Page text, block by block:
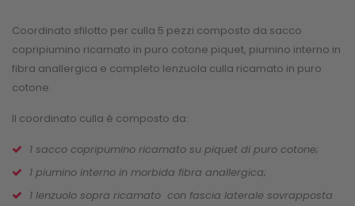
Coordinato sfilotto per culla 5 pezzi composto da sacco
copripiumino ricamato in puro cotone piquet, piumino interno in
fibra anallergica e completo lenzuola culla ricamato in puro
cotone.
Il coordinato culla è composto da:
1 sacco copripumino ricamato su piquet di puro cotone;
1 piumino interno in morbida fibra anallergica;
1 lenzuolo sopra ricamato con fascia laterale sovrapposta